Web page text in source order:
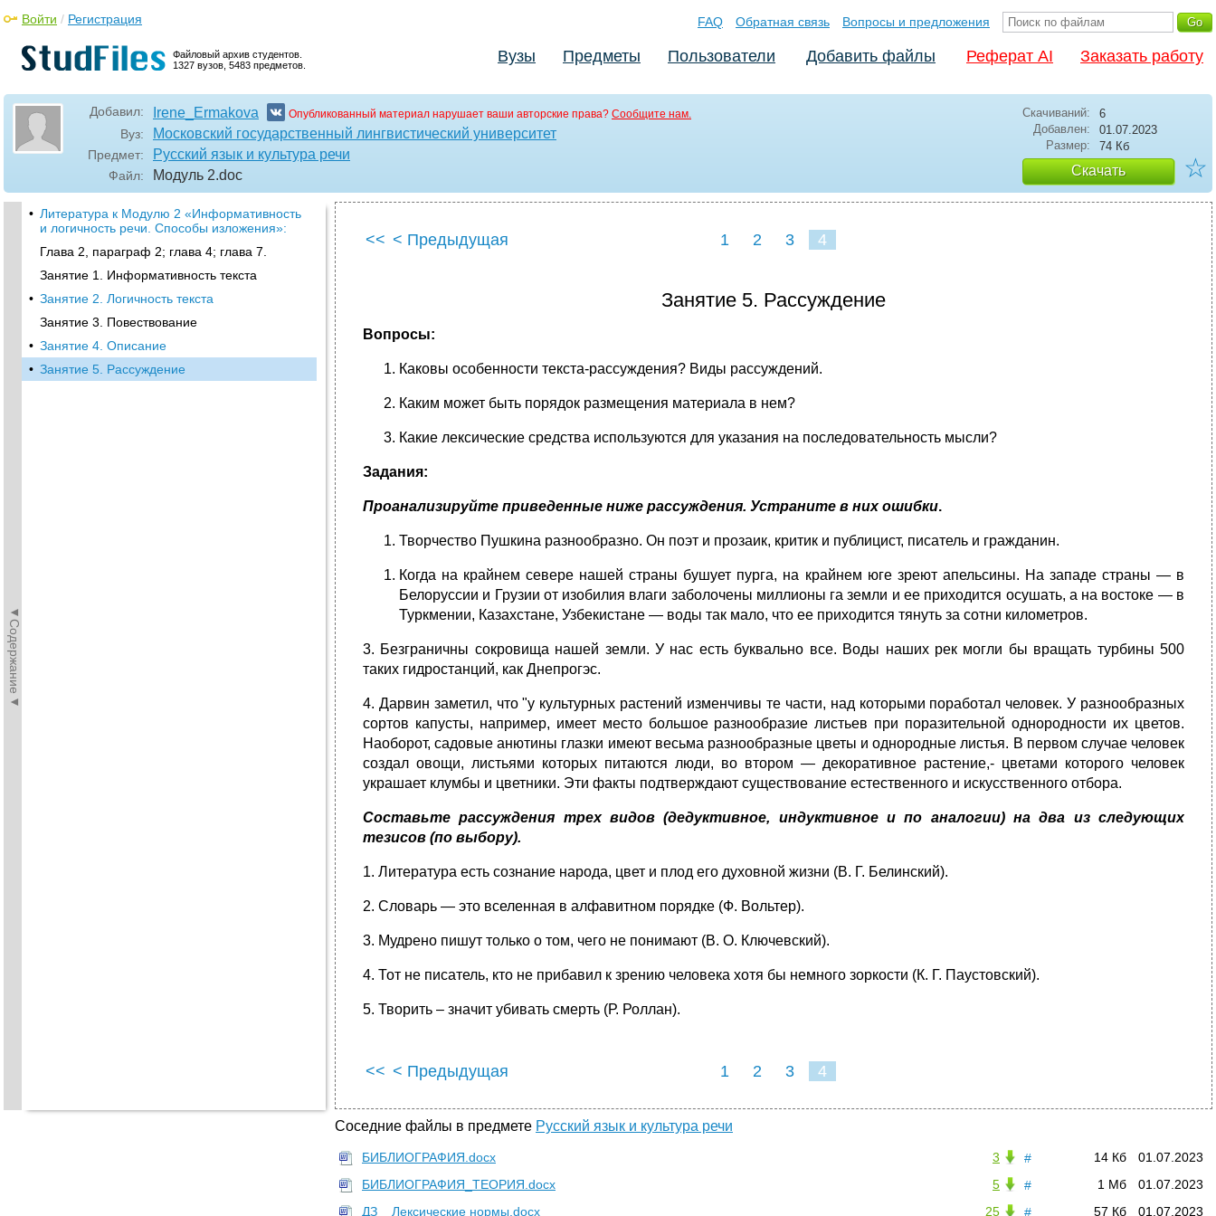
Файловый архив студентов.
1327 вузов, 5483 предметов.
Войти / Регистрация FAQ Обратная связь Вопросы и предложения
Вузы Предметы Пользователи Добавить файлы Реферат AI Заказать работу
Добавил: Irene_Ermakova Опубликованный материал нарушает ваши авторские права? Сообщите нам.
Вуз: Московский государственный лингвистический университет
Предмет: Русский язык и культура речи
Файл: Модуль 2.doc
Скачиваний:
6
Добавлен:
01.07.2023
Размер:
74 Кб
Скачать ☆
◄Содержание◄
• Литература к Модулю 2 «Информативность
и логичность речи. Способы изложения»:
Глава 2, параграф 2; глава 4; глава 7.
Занятие 1. Информативность текста
• Занятие 2. Логичность текста
Занятие 3. Повествование
• Занятие 4. Описание
• Занятие 5. Рассуждение
<< < Предыдущая 1 2 3 4
Занятие 5. Рассуждение
Вопросы:
Каковы особенности текста-рассуждения? Виды рассуждений.
Каким может быть порядок размещения материала в нем?
Какие лексические средства используются для указания на последовательность мысли?
Задания:
Проанализируйте приведенные ниже рассуждения. Устраните в них ошибки.
Творчество Пушкина разнообразно. Он поэт и прозаик, критик и публицист, писатель и гражданин.
Когда на крайнем севере нашей страны бушует пурга, на крайнем юге зреют апельсины. На западе страны — в
Белоруссии и Грузии от изобилия влаги заболочены миллионы га земли и ее приходится осушать, а на востоке — в
Туркмении, Казахстане, Узбекистане — воды так мало, что ее приходится тянуть за сотни километров.
3. Безграничны сокровища нашей земли. У нас есть буквально все. Воды наших рек могли бы вращать турбины 500
таких гидростанций, как Днепрогэс.
4. Дарвин заметил, что "у культурных растений изменчивы те части, над которыми поработал человек. У разнообразных
сортов капусты, например, имеет место большое разнообразие листьев при поразительной однородности их цветов.
Наоборот, садовые анютины глазки имеют весьма разнообразные цветы и однородные листья. В первом случае человек
создал овощи, листьями которых питаются люди, во втором — декоративное растение,- цветами которого человек
украшает клумбы и цветники. Эти факты подтверждают существование естественного и искусственного отбора.
Составьте рассуждения трех видов (дедуктивное, индуктивное и по аналогии) на два из следующих
тезисов (по выбору).
1. Литература есть сознание народа, цвет и плод его духовной жизни (В. Г. Белинский).
2. Словарь — это вселенная в алфавитном порядке (Ф. Вольтер).
3. Мудрено пишут только о том, чего не понимают (В. О. Ключевский).
4. Тот не писатель, кто не прибавил к зрению человека хотя бы немного зоркости (К. Г. Паустовский).
5. Творить – значит убивать смерть (Р. Роллан).
<< < Предыдущая 1 2 3 4
Соседние файлы в предмете Русский язык и культура речи
# 01.07.2023
14 Кб
3
БИБЛИОГРАФИЯ.docx
#
01.07.2023
1 Мб
5
БИБЛИОГРАФИЯ_ТЕОРИЯ.docx
#
01.07.2023
57 Кб
25
ДЗ _ Лексические нормы.docx